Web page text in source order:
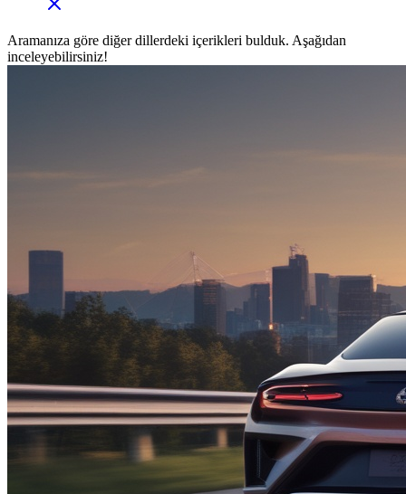
Aramanıza göre diğer dillerdeki içerikleri bulduk. Aşağıdan
inceleyebilirsiniz!